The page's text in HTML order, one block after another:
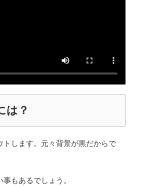
は？
します。元々背景が黒だからで
もあるでしょう。